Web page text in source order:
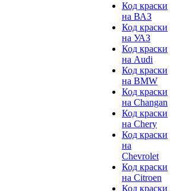
Код краски
на ВАЗ
Код краски
на УАЗ
Код краски
на Audi
Код краски
на BMW
Код краски
на Changan
Код краски
на Chery
Код краски
на
Chevrolet
Код краски
на Citroen
Код краски